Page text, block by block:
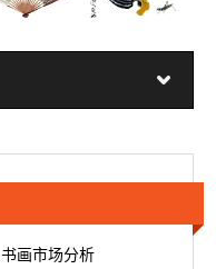
书画市场分析